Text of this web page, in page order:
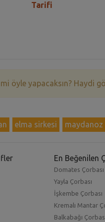
Tarifi
öyle yapacaksın? Haydi
elma sirkesi maydanoz
En Beğenilen
Domates Çorbası
Yayla Çorbası
İşkembe Çorbası
Kremalı Mantar
Balkabağı